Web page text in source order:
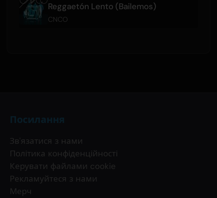
Reggaetón Lento (Bailemos)
CNCO
Посилання
Зв'язатися з нами
Політика конфіденційності
Керувати файлами cookie
Рекламуйтеся з нами
Мерч